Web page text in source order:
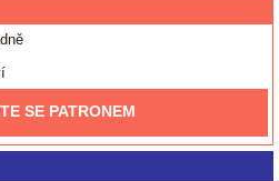
SE PATRONEM